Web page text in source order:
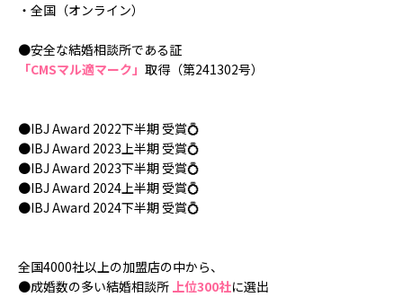
・全国（オンライン）
●安全な結婚相談所である証
「CMSマル適マーク」 取得（第241302号）
●IBJ Award 2022下半期 受賞💍
●IBJ Award 2023上半期 受賞💍
●IBJ Award 2023下半期 受賞💍
●IBJ Award 2024上半期 受賞💍
●IBJ Award 2024下半期 受賞💍
全国4000社以上の加盟店の中から、
●成婚数の多い結婚相談所 上位300社に選出